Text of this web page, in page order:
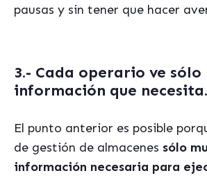
pausas y sin tener que hacer
3.- Cada operario ve sólo
información que necesita.
El punto anterior es posible
de gestión de almacenes sólo
información necesaria para